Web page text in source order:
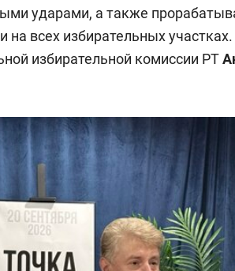
ударами, а также
на всех избирательных
избирательной комиссии РТ